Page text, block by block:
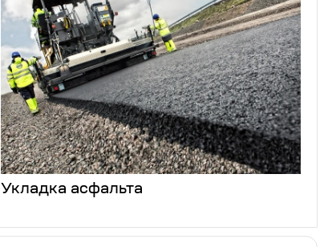
Укладка асфальта